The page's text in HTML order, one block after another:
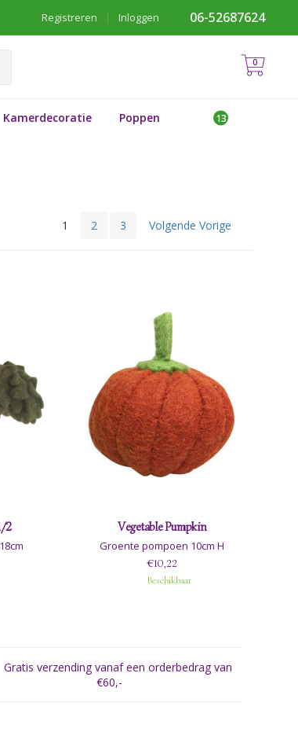
06-52687624
Inloggen
|
Registreren
0
Kamerdecoratie Poppen
1 2 3 Volgende Vorige
2
Vegetable Pumpkin
Groente pompoen 10cm H
€10,22
Beschikbaar
Gratis verzending vanaf een orderbedrag van
€60,-